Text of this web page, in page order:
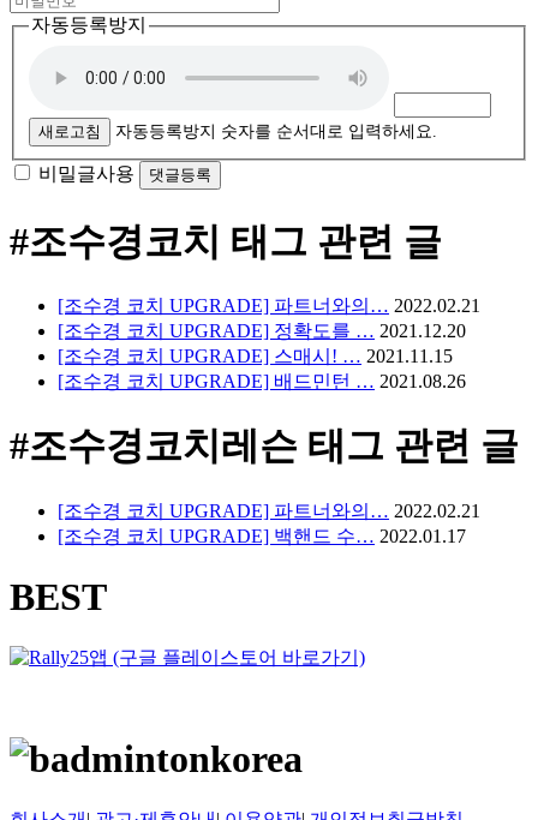
자동등록방지
새로고침 자동등록방지 숫자를 순서대로 입력하세요.
비밀글사용
#조수경코치 태그 관련 글
[조수경 코치 UPGRADE] 파트너와의… 2022.02.21
[조수경 코치 UPGRADE] 정확도를 … 2021.12.20
[조수경 코치 UPGRADE] 스매시! … 2021.11.15
[조수경 코치 UPGRADE] 배드민턴 … 2021.08.26
#조수경코치레슨 태그 관련 글
[조수경 코치 UPGRADE] 파트너와의… 2022.02.21
[조수경 코치 UPGRADE] 백핸드 수… 2022.01.17
BEST